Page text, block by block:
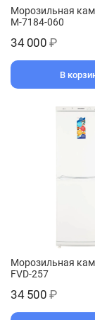
Морозильная
M-7184-060
34 000 ₽
В
Морозильная
FVD-257
34 500 ₽